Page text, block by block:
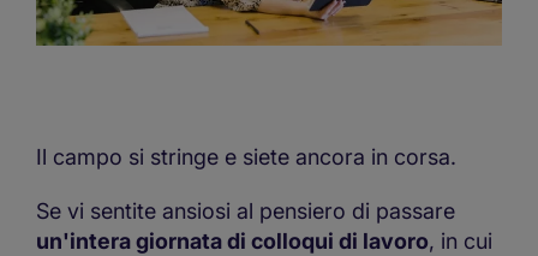
Il campo si stringe e siete ancora in corsa.
Se vi sentite ansiosi al pensiero di passare
un'intera giornata di colloqui di lavoro, in cui